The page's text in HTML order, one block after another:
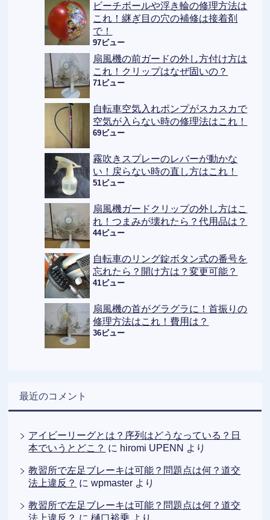
ビーチボールや浮き輪の修理方法は
これ！継ぎ目の穴の補修は接着剤
で！
97ビュー
扇風機の前ガードの外し方付け方は
これ！クリップはなぜ固いの？
71ビュー
自転車空気入れポンプがスカスカで
空気が入らない時の修理法はこれ！
69ビュー
霧吹きスプレーのレバーが動かな
い！戻らない時の直し方はこれ！
51ビュー
扇風機ガードクリップの外し方はこ
れ！つまみが壊れたら？代用品は？
44ビュー
自転車のリング錠ボタン式の番号を
忘れたら？開け方は？変更可能？
41ビュー
扇風機の首がグラグラに！首振りの
修理方法はこれ！費用は？
36ビュー
最近のコメント
アイビーリーグとは？序列はどうなっている？日
本でいうとどこ？ に hiromi UPENN より
教習所で左足ブレーキは可能？問題点は何？道交
法上違反？ にwpmaster より
教習所で左足ブレーキは可能？問題点は何？道交